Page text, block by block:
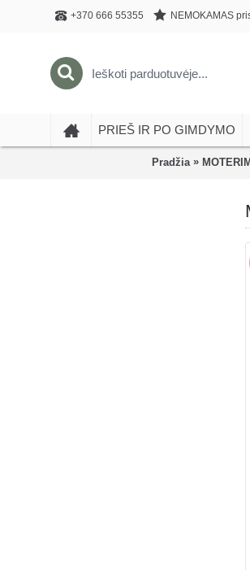
+370 666 55355 NEMOKAMAS
PRIEŠ IR PO GIMDYMO
Pradžia »